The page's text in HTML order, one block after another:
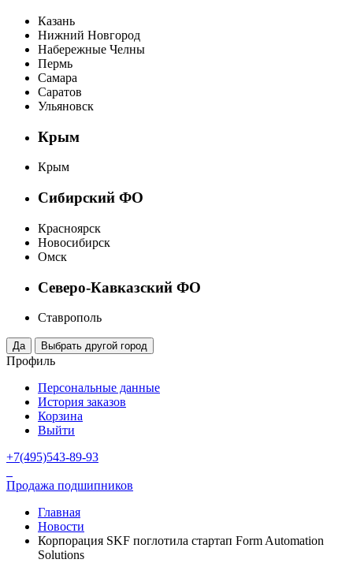
Казань
Нижний Новгород
Набережные Челны
Пермь
Самара
Саратов
Ульяновск
Крым
Крым
Сибирский ФО
Красноярск
Новосибирск
Омск
Северо-Кавказский ФО
Ставрополь
Профиль
Персональные данные
История заказов
Корзина
Выйти
+7(495)543-89-93
Продажа подшипников
Главная
Новости
Корпорация SKF поглотила стартап Form Automation
Solutions